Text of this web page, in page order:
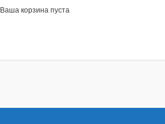
Ваша корзина пуста